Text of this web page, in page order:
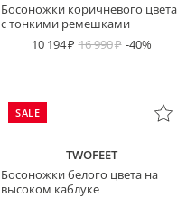
Босоножки коричневого цвета
с тонкими ремешками
10 194
16 990 -40%
SALE
TWOFEET
Босоножки белого цвета на
высоком каблуке